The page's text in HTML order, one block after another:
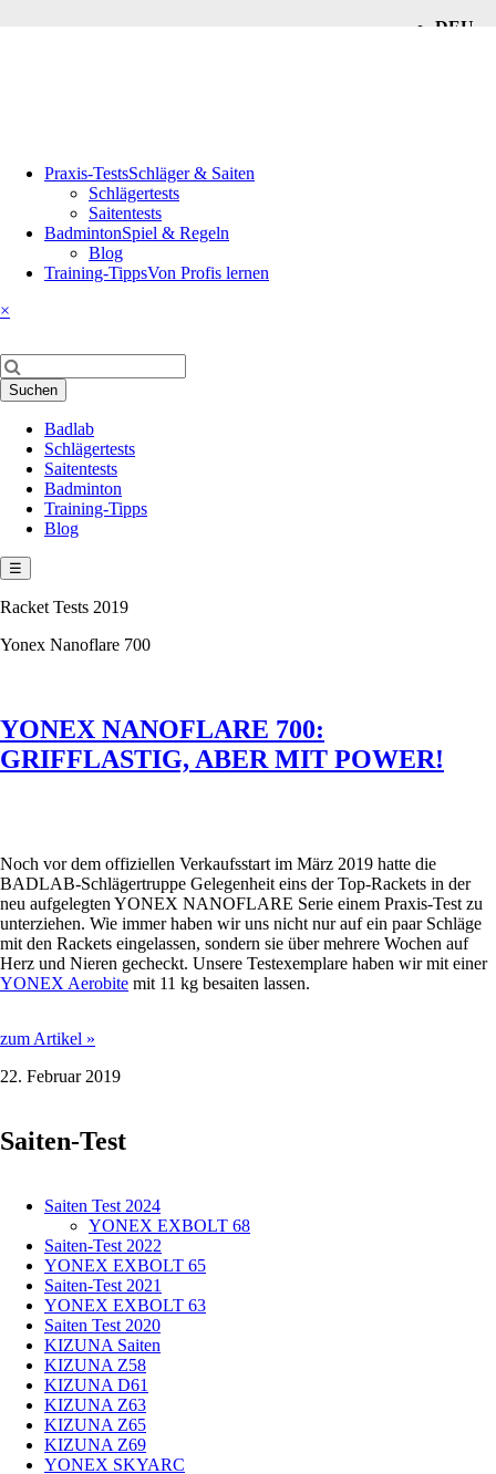
DEU
überspringen
Praxis-TestsSchläger & Saiten
Schlägertests
Saitentests
BadmintonSpiel & Regeln
Blog
Training-TippsVon Profis lernen
×
Suchbegriffe
Suchen
überspringen
Badlab
Schlägertests
Saitentests
Badminton
Training-Tipps
Blog
☰
Racket Tests 2019
Yonex Nanoflare 700
YONEX NANOFLARE 700:
GRIFFLASTIG, ABER MIT POWER!
Noch vor dem offiziellen Verkaufsstart im März 2019 hatte die
BADLAB-Schlägertruppe Gelegenheit eins der Top-Rackets in der
neu aufgelegten YONEX NANOFLARE Serie einem Praxis-Test zu
unterziehen. Wie immer haben wir uns nicht nur auf ein paar Schläge
mit den Rackets eingelassen, sondern sie über mehrere Wochen auf
Herz und Nieren gecheckt. Unsere Testexemplare haben wir mit einer
YONEX Aerobite mit 11 kg besaiten lassen.
zum Artikel »
700:
MIT
22. Februar 2019
Saiten-Test
Saiten Test 2024
YONEX EXBOLT 68
Saiten-Test 2022
YONEX EXBOLT 65
Saiten-Test 2021
YONEX EXBOLT 63
Saiten Test 2020
KIZUNA Saiten
KIZUNA Z58
KIZUNA D61
KIZUNA Z63
KIZUNA Z65
KIZUNA Z69
YONEX SKYARC